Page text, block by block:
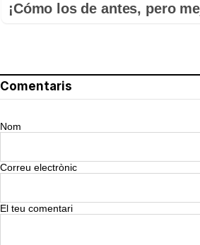
¡Cómo los de antes, pero
Comentaris
Nom
Correu electrònic
El teu comentari